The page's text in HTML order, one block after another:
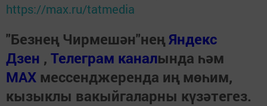
https://max.ru/tatmedia
"Безнең Чирмешән"неңЯндекс
Дзен , Телеграм каналында һәм
МАХ мессенджеренда иң мөһим,
кызыклы вакыйгаларны күзәтегез.